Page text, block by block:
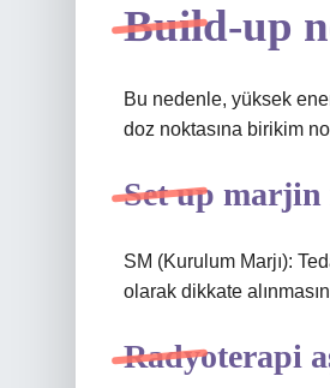
Build-up
Bu nedenle, yüksek
doz noktasına birikim
Set up marjin
SM (Kurulum Marjı):
olarak dikkate
Radyoterapi